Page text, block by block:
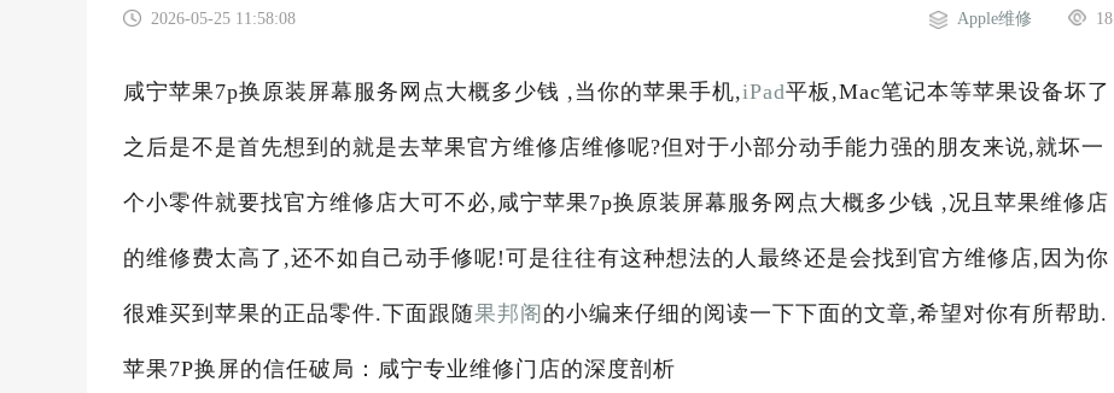
2026-05-25 11:58:08 18
Apple维修
咸宁苹果7p换原装屏幕服务网点大概多少钱 ,当你的苹果手机,iPad平板,Mac笔记本等苹果设备坏了
之后是不是首先想到的就是去苹果官方维修店维修呢?但对于小部分动手能力强的朋友来说,就坏一
个小零件就要找官方维修店大可不必,咸宁苹果7p换原装屏幕服务网点大概多少钱 ,况且苹果维修店
的维修费太高了,还不如自己动手修呢!可是往往有这种想法的人最终还是会找到官方维修店,因为你
很难买到苹果的正品零件.下面跟随果邦阁 的小编来仔细的阅读一下下面的文章,希望对你有所帮助.
苹果7P换屏的信任破局：咸宁专业维修门店的深度剖析